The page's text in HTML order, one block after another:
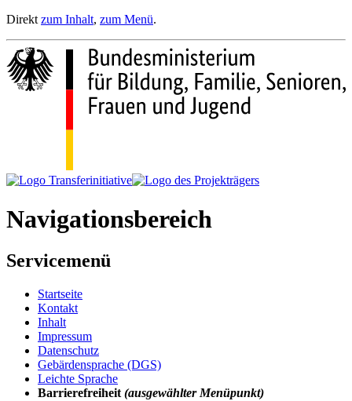
Direkt zum Inhalt, zum Menü.
Navigationsbereich
Servicemenü
Startseite
Kontakt
Inhalt
Impressum
Datenschutz
Gebärdensprache (DGS)
Leichte Sprache
Barrierefreiheit (ausgewählter Menüpunkt)